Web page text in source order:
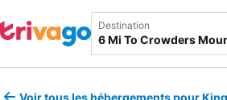
Destination
Voir tous les hébergements pour